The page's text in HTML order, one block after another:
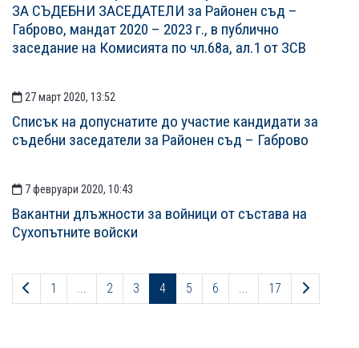
ЗА СЪДЕБНИ ЗАСЕДАТЕЛИ за Районен съд –
Габрово, мандат 2020 – 2023 г., в публично
заседание на Комисията по чл.68а, ал.1 от ЗСВ
27 март 2020, 13:52
Списък на допуснатите до участие кандидати за
съдебни заседатели за Районен съд – Габрово
7 февруари 2020, 10:43
Вакантни длъжности за войници от състава на
Сухопътните войски
Предходна страница
1 ... 2 3 4 5 6 ... 17